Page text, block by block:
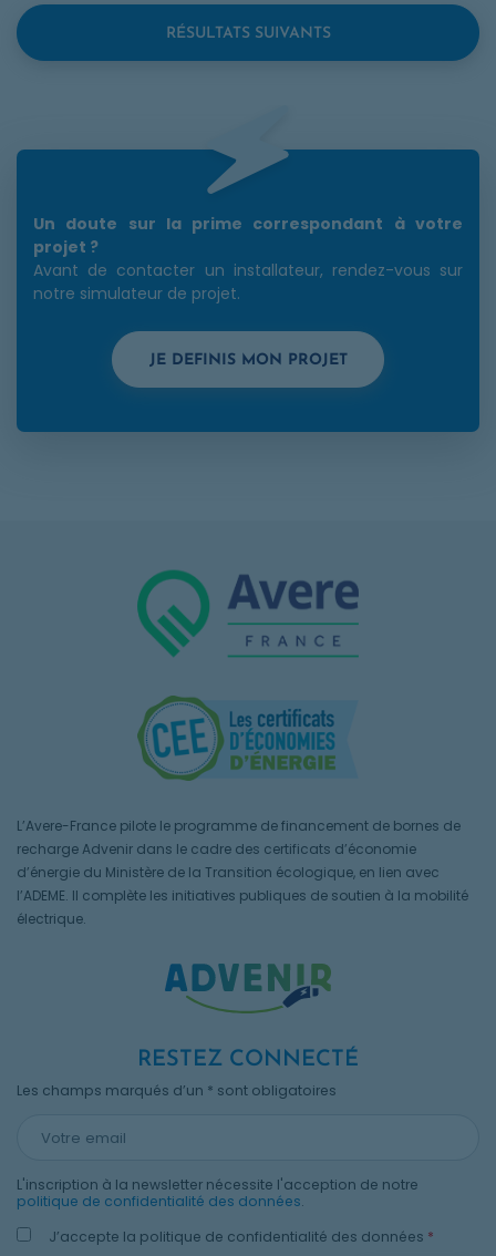
RÉSULTATS SUIVANTS
Un doute sur la prime correspondant à votre
projet ?
Avant de contacter un installateur, rendez-vous sur
notre simulateur de projet.
JE DEFINIS MON PROJETOPENS IN A NEW
L’Avere-France pilote le programme de financement de bornes de
recharge Advenir dans le cadre des certificats d’économie
d’énergie du Ministère de la Transition écologique, en lien avec
l’ADEME. Il complète les initiatives publiques de soutien à la mobilité
électrique.
RESTEZ CONNECTÉ
Les champs marqués d’un * sont obligatoires
L'inscription à la newsletter nécessite l'acception de notre
politique de confidentialité des données.
J’accepte la politique de confidentialité des données *